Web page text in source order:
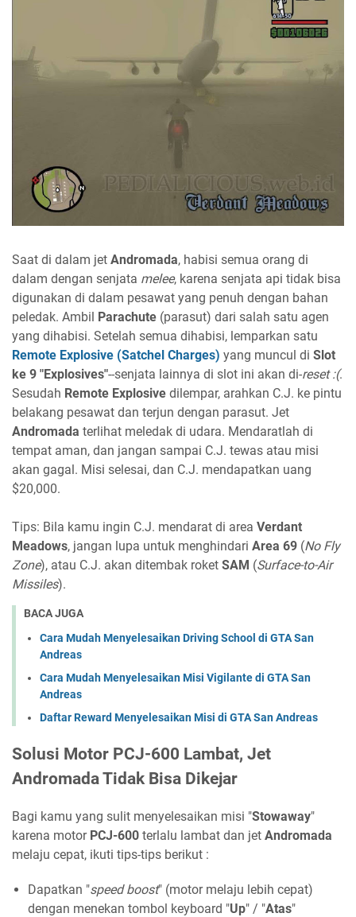
Saat di dalam jet Andromada, habisi semua orang di
dalam dengan senjata melee, karena senjata api tidak bisa
digunakan di dalam pesawat yang penuh dengan bahan
peledak. Ambil Parachute (parasut) dari salah satu agen
yang dihabisi. Setelah semua dihabisi, lemparkan satu
Remote Explosive (Satchel Charges) yang muncul di Slot
ke 9 "Explosives"--senjata lainnya di slot ini akan di-reset :(.
Sesudah Remote Explosive dilempar, arahkan C.J. ke pintu
belakang pesawat dan terjun dengan parasut. Jet
Andromada terlihat meledak di udara. Mendaratlah di
tempat aman, dan jangan sampai C.J. tewas atau misi
akan gagal. Misi selesai, dan C.J. mendapatkan uang
$20,000.
Tips: Bila kamu ingin C.J. mendarat di area Verdant
Meadows, jangan lupa untuk menghindari Area 69 (No Fly
Zone), atau C.J. akan ditembak roket SAM (Surface-to-Air
Missiles).
BACA JUGA
Cara Mudah Menyelesaikan Driving School di GTA San
Andreas
Cara Mudah Menyelesaikan Misi Vigilante di GTA San
Andreas
Daftar Reward Menyelesaikan Misi di GTA San Andreas
Solusi Motor PCJ-600 Lambat, Jet
Andromada Tidak Bisa Dikejar
Bagi kamu yang sulit menyelesaikan misi "Stowaway"
karena motor PCJ-600 terlalu lambat dan jet Andromada
melaju cepat, ikuti tips-tips berikut :
Dapatkan "speed boost" (motor melaju lebih cepat)
dengan menekan tombol keyboard "Up" / "Atas"